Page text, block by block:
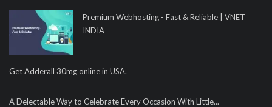
Premium Webhosting - Fast & Reliable | VNET
INDIA
Get Adderall 30mg online in USA.
A Delectable Way to Celebrate Every Occasion With Little...